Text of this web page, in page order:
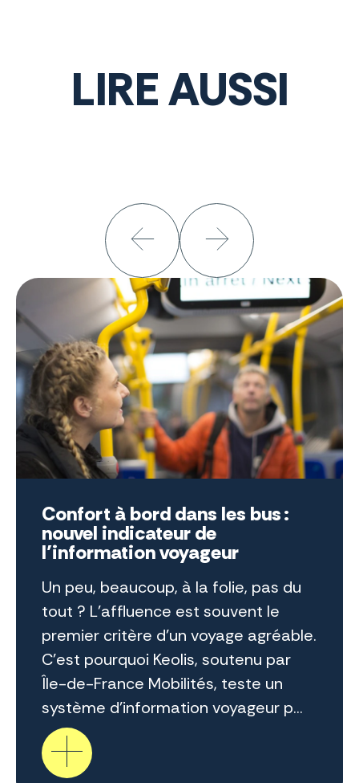
LIRE AUSSI
Confort à bord dans les bus :
nouvel indicateur de
l’information voyageur
Un peu, beaucoup, à la folie, pas du
tout ? L’affluence est souvent le
premier critère d’un voyage agréable.
C’est pourquoi Keolis, soutenu par
Île-de-France Mobilités, teste un
système d’information voyageur p...